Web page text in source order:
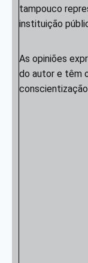
tampouco
instituição
As opiniões
do autor e têm